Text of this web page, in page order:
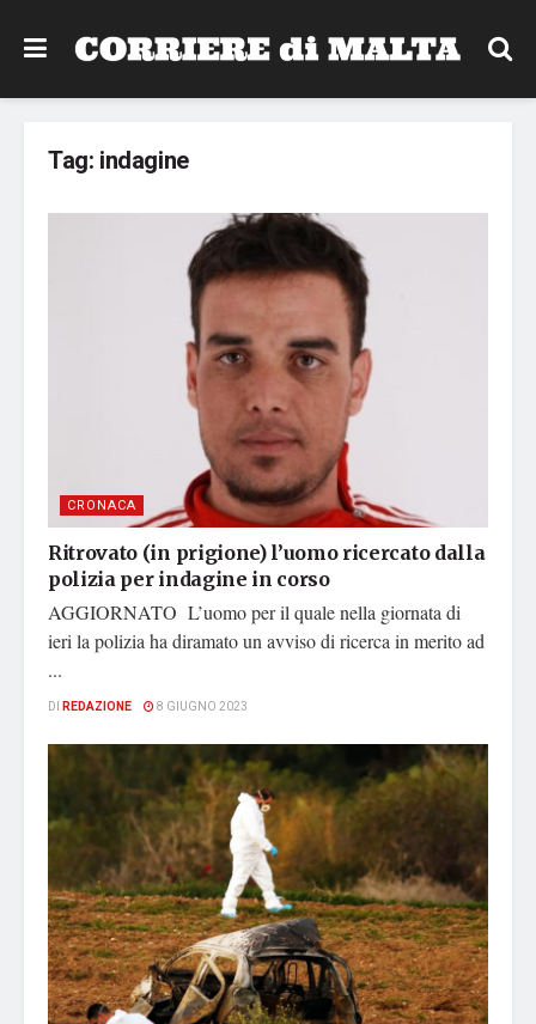
Tag: indagine
CRONACA
Ritrovato (in prigione) l’uomo ricercato dalla
polizia per indagine in corso
AGGIORNATO L’uomo per il quale nella giornata di
ieri la polizia ha diramato un avviso di ricerca in merito ad
...
DI REDAZIONE 8 GIUGNO 2023